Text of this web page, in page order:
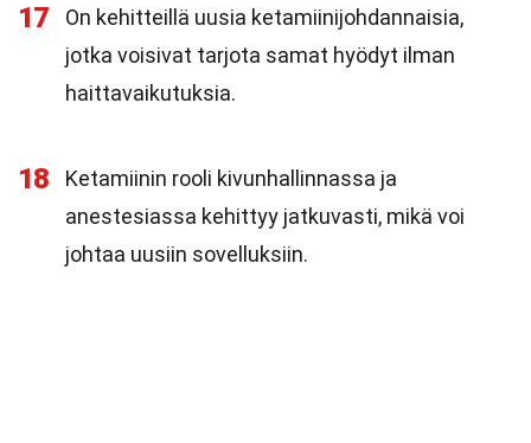
17
On kehitteillä uusia ketamiinijohdannaisia,
jotka voisivat tarjota samat hyödyt ilman
haittavaikutuksia.
18
Ketamiinin rooli kivunhallinnassa ja
anestesiassa kehittyy jatkuvasti, mikä voi
johtaa uusiin sovelluksiin.